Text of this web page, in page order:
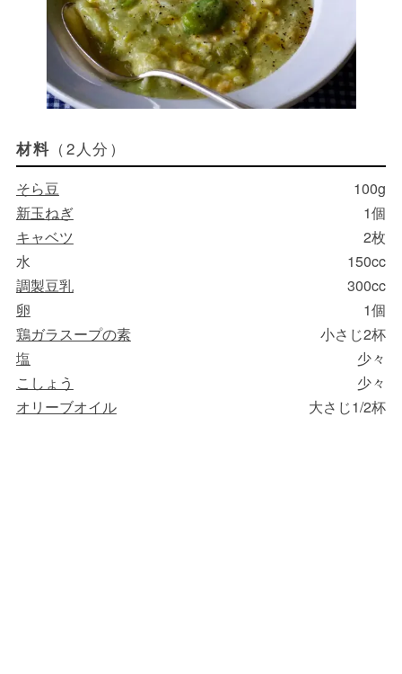
材料 （2人分）
そら豆
100g
新玉ねぎ
1個
キャベツ
2枚
水
150cc
調製豆乳
300cc
卵
1個
鶏ガラスープの素
小さじ2杯
塩
少々
こしょう
少々
オリーブオイル
大さじ1/2杯